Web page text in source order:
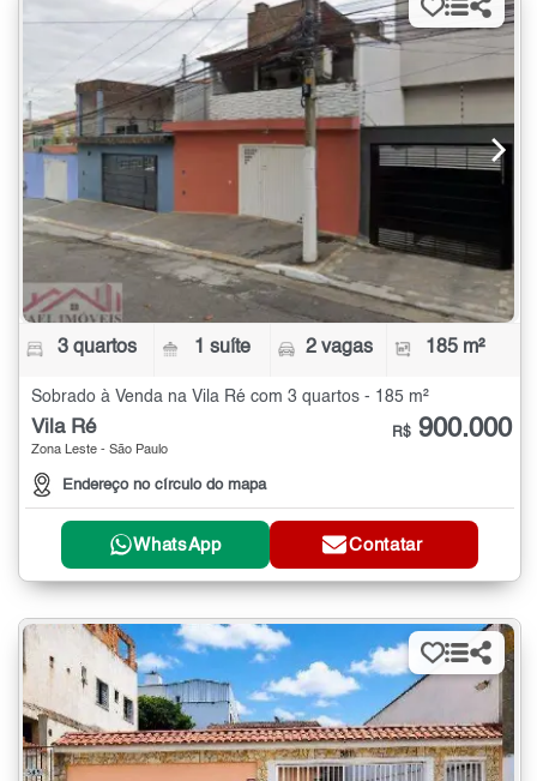
3 quartos 1 suíte 2 vagas 185 m²
Sobrado à Venda na Vila Ré com 3 quartos - 185 m²
Vila Ré
Zona Leste - São Paulo
Endereço no círculo do mapa
R$ 900.000
WhatsApp Contatar